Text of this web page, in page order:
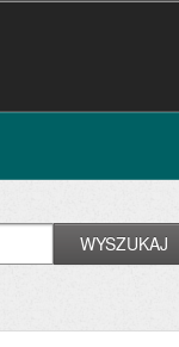
WYSZUKAJ